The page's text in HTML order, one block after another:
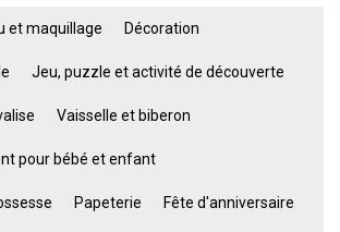
et maquillage Décoration
Jeu, puzzle et activité de découverte
Vaisselle et biberon
pour bébé et enfant
Papeterie Fête d'anniversaire